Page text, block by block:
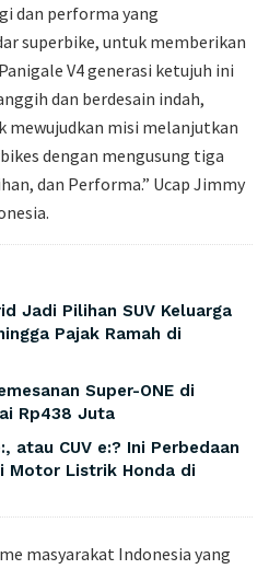
dan performa yang
superbike, untuk memberikan
V4 generasi ketujuh ini
dan berdesain indah,
mewujudkan misi melanjutkan
dengan mengusung tiga
dan Performa.” Ucap Jimmy
Jadi Pilihan SUV Keluarga
Pajak Ramah di
Super-ONE di
Rp438 Juta
atau CUV e:? Ini Perbedaan
Motor Listrik Honda di
masyarakat Indonesia yang